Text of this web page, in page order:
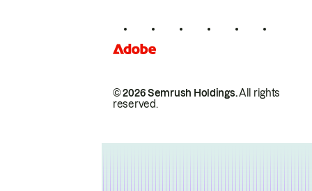
© 2026 Semrush Holdings.All rights
reserved.